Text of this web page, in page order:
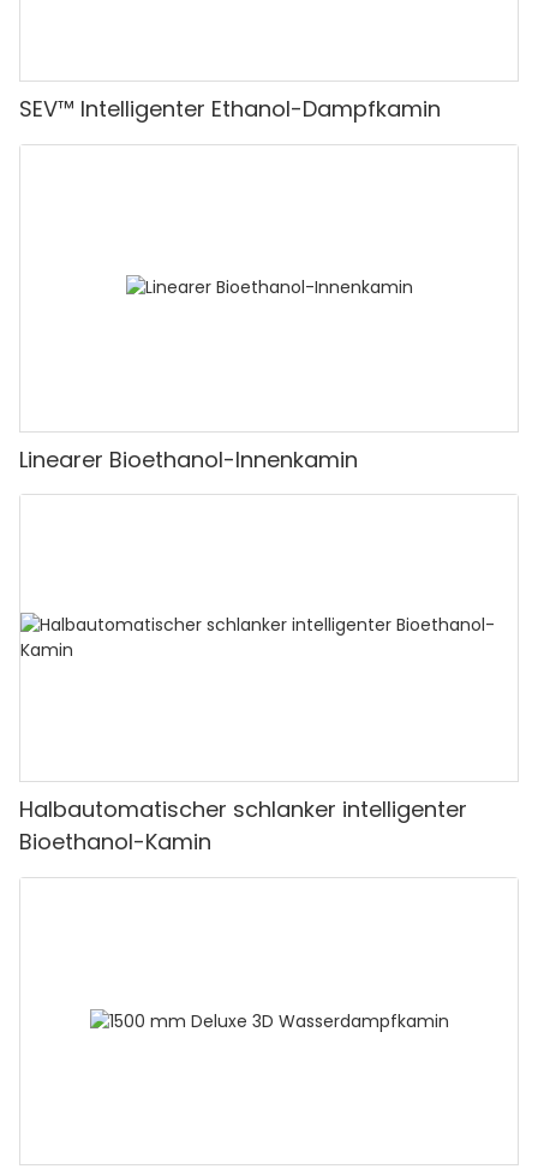
SEV™ Intelligenter Ethanol-Dampfkamin
Linearer Bioethanol-Innenkamin
Halbautomatischer schlanker intelligenter
Bioethanol-Kamin